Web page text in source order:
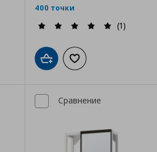
с любими
400 точки
(1)
Добави в кошницата
Добави към
Сравнение